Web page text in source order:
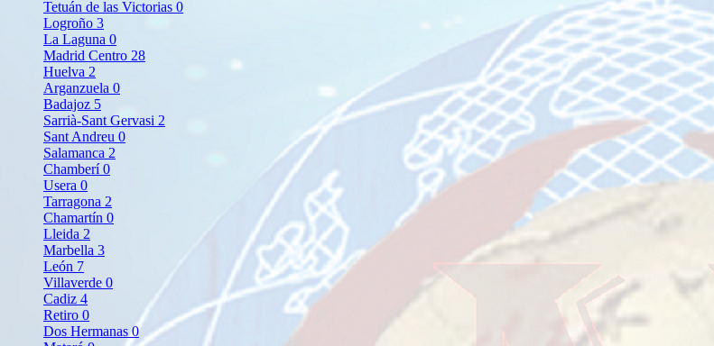
Tetuán de las Victorias 0
Logroño 3
La Laguna 0
Madrid Centro 28
Huelva 2
Arganzuela 0
Badajoz 5
Sarrià-Sant Gervasi 2
Sant Andreu 0
Salamanca 2
Chamberí0
Usera 0
Tarragona 2
Chamartín 0
Lleida 2
Marbella 3
León 7
Villaverde 0
Cadiz 4
Retiro 0
Dos Hermanas0